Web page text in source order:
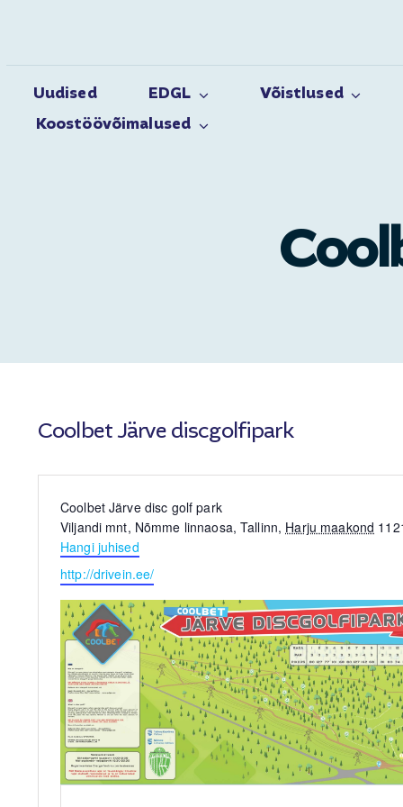
Uudised EDGL
Võistlused
Koostöövõimalused
Coolbet Järve discgolfipark
Asukoht
Coolbet Järve disc golf park
Viljandi mnt, Nõmme linnaosa, Tallinn, Harju maakond
Hangi juhised
Website
http://drivein.ee/